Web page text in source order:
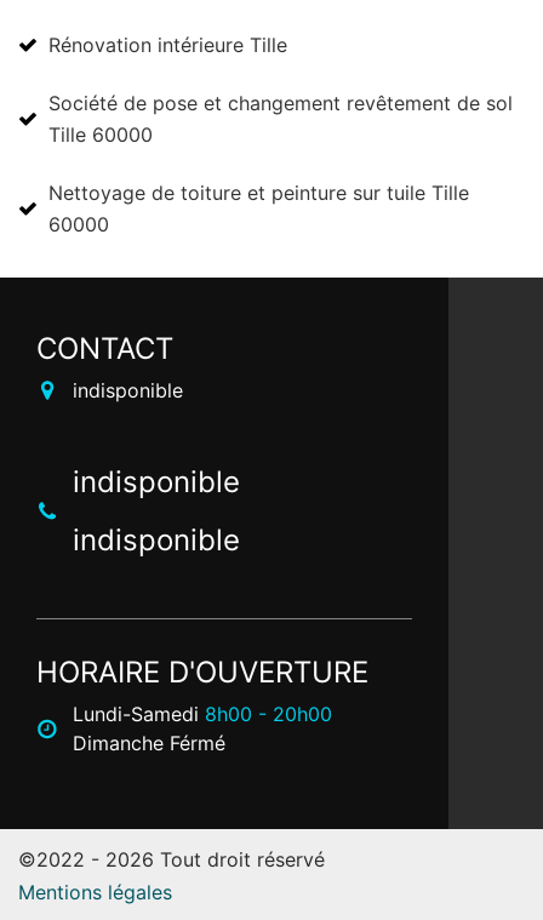
Rénovation intérieure Tille
Société de pose et changement revêtement de sol
Tille 60000
Nettoyage de toiture et peinture sur tuile Tille
60000
CONTACT
indisponible
indisponible
indisponible
HORAIRE D'OUVERTURE
Lundi-Samedi 8h00 - 20h00
Dimanche Férmé
©2022 - 2026 Tout droit réservé
Mentions légales